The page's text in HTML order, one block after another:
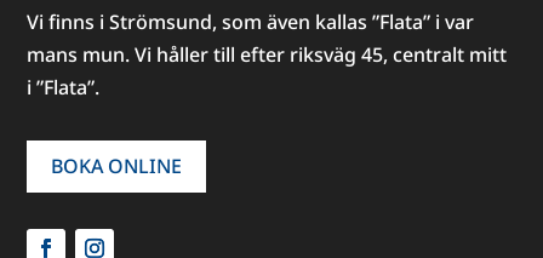
Vi finns i Strömsund, som även kallas ”Flata” i var
mans mun. Vi håller till efter riksväg 45, centralt mitt
i ”Flata”.
BOKA ONLINE